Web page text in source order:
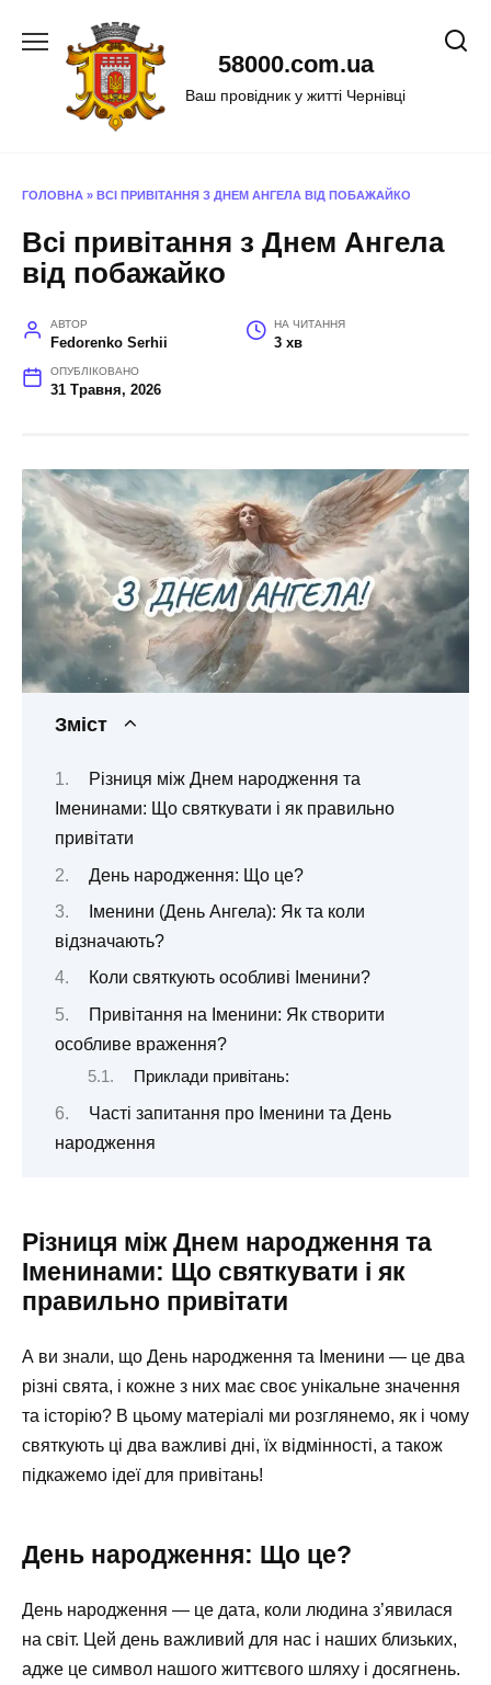
58000.com.ua
Ваш провідник у житті Чернівці
ГОЛОВНА » ВСІ ПРИВІТАННЯ З ДНЕМ АНГЕЛА ВІД ПОБАЖАЙКО
Всі привітання з Днем Ангела
від побажайко
АВТОР
Fedorenko Serhii
НА ЧИТАННЯ
3 хв
ОПУБЛІКОВАНО
31 Травня, 2026
Зміст
Різниця між Днем народження та
Іменинами: Що святкувати і як правильно
привітати
День народження: Що це?
Іменини (День Ангела): Як та коли
відзначають?
Коли святкують особливі Іменини?
Привітання на Іменини: Як створити
особливе враження?
Приклади привітань:
Часті запитання про Іменини та День
народження
Різниця між Днем народження та
Іменинами: Що святкувати і як
правильно привітати
А ви знали, що День народження та Іменини — це два
різні свята, і кожне з них має своє унікальне значення
та історію? В цьому матеріалі ми розглянемо, як і чому
святкують ці два важливі дні, їх відмінності, а також
підкажемо ідеї для привітань!
День народження: Що це?
День народження — це дата, коли людина з’явилася
на світ. Цей день важливий для нас і наших близьких,
адже це символ нашого життєвого шляху і досягнень.